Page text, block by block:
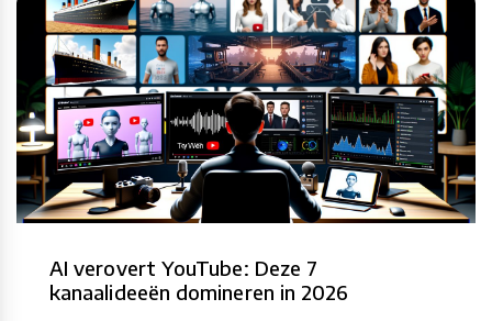
AI verovert YouTube: Deze 7
kanaalideeën domineren in 2026